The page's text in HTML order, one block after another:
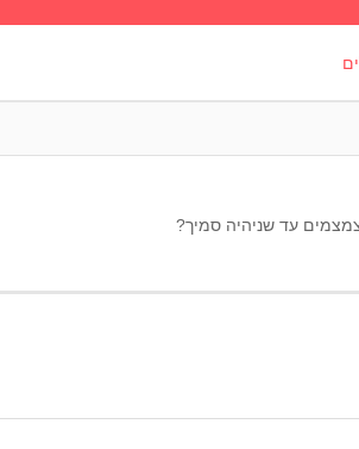
עד שניהיה סמיך?